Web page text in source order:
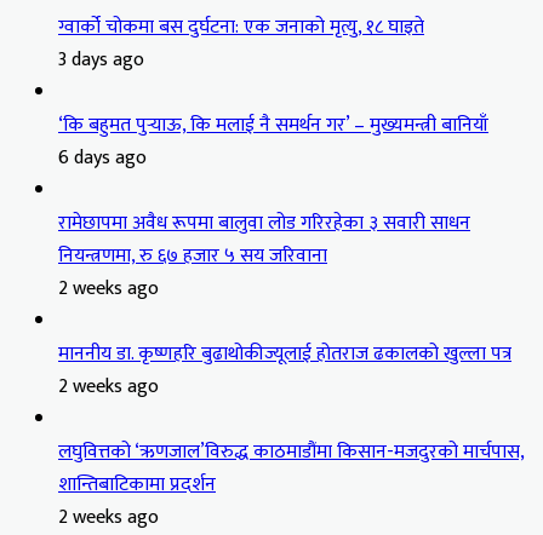
ग्वार्को चोकमा बस दुर्घटना: एक जनाको मृत्यु, १८ घाइते
3 days ago
‘कि बहुमत पुर्‍याऊ, कि मलाई नै समर्थन गर’ – मुख्यमन्त्री बानियाँ
6 days ago
रामेछापमा अवैध रूपमा बालुवा लोड गरिरहेका ३ सवारी साधन
नियन्त्रणमा, रु ६७ हजार ५ सय जरिवाना
2 weeks ago
माननीय डा. कृष्णहरि बुढाथोकीज्यूलाई होतराज ढकालको खुल्ला पत्र
2 weeks ago
लघुवित्तको ‘ऋणजाल’विरुद्ध काठमाडौंमा किसान-मजदुरको मार्चपास,
शान्तिबाटिकामा प्रदर्शन
2 weeks ago